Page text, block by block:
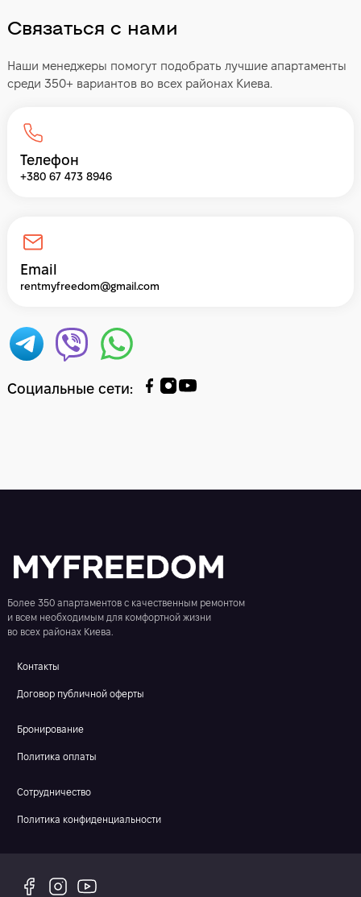
Связаться с нами
Наши менеджеры помогут подобрать лучшие апартаменты
среди 350+ вариантов во всех районах Киева.
Телефон
+380 67 473 8946
Email
rentmyfreedom@gmail.com
Социальные сети:
Более 350 апартаментов с качественным ремонтом
и всем необходимым для комфортной жизни
во всех районах Киева.
Контакты
Договор публичной оферты
Бронирование
Политика оплаты
Сотрудничество
Политика конфиденциальности